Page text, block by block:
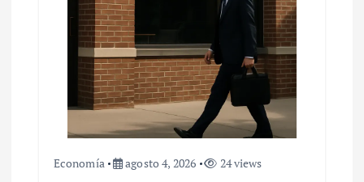
Economía agosto 4, 2026 24 views